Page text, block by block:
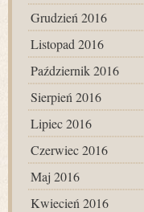
Grudzień 2016
Listopad 2016
Październik 2016
Sierpień 2016
Lipiec 2016
Czerwiec 2016
Maj 2016
Kwiecień 2016